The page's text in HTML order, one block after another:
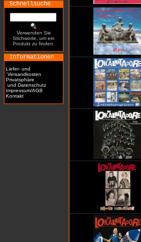
Schnellsuche
Verwenden Sie
Stichworte, um ein
Produkt zu finden.
Informationen
Liefer- und
Versandkosten
Privatsphäre
und Datenschutz
Impressum/AGB
Kontakt